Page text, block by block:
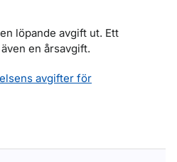
löpande avgift ut. Ett
en årsavgift.
avgifter för